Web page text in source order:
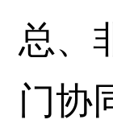
总、
门协